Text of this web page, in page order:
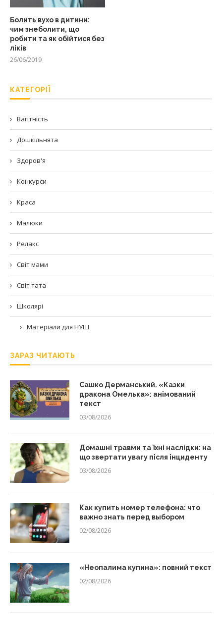
Болить вухо в дитини:
чим знеболити, що
робити та як обійтися без
ліків
26/06/2019
КАТЕГОРІЇ
Вагітність
Дошкільнята
Здоров'я
Конкурси
Краса
Малюки
Релакс
Світ мами
Світ тата
Школярі
Матеріали для НУШ
ЗАРАЗ ЧИТАЮТЬ
Сашко Дерманський. «Казки
дракона Омелька»: анімований
текст
03/08/2026
Домашні травми та їхні наслідки: на
що звертати увагу після інциденту
03/08/2026
Как купить номер телефона: что
важно знать перед выбором
02/08/2026
«Неопалима купина»: повний текст
02/08/2026